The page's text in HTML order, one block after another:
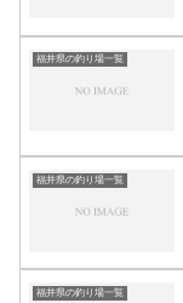
福井県の釣り場一覧
福井県の釣り場一覧
福井県の釣り場一覧